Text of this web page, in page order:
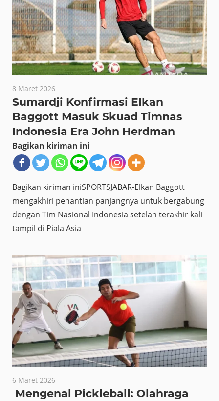
8 Maret 2026
Sumardji Konfirmasi Elkan
Baggott Masuk Skuad Timnas
Indonesia Era John Herdman
Bagikan kiriman ini
Bagikan kiriman iniSPORTSJABAR-Elkan Baggott
mengakhiri penantian panjangnya untuk bergabung
dengan Tim Nasional Indonesia setelah terakhir kali
tampil di Piala Asia
6 Maret 2026
Mengenal Pickleball: Olahraga